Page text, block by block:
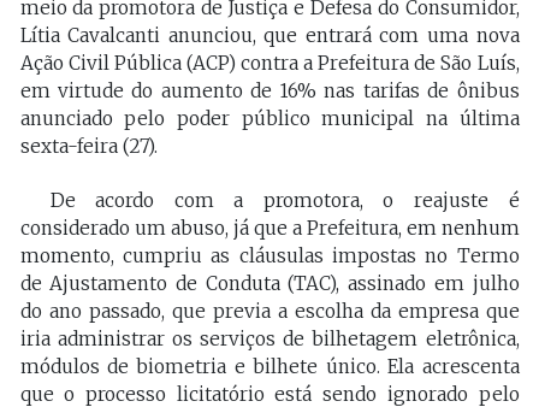
meio da promotora de Justiça e Defesa do Consumidor,
Lítia Cavalcanti anunciou, que entrará com uma nova
Ação Civil Pública (ACP) contra a Prefeitura de São Luís,
em virtude do aumento de 16% nas tarifas de ônibus
anunciado pelo poder público municipal na última
sexta-feira (27).
De acordo com a promotora, o reajuste é
considerado um abuso, já que a Prefeitura, em nenhum
momento, cumpriu as cláusulas impostas no Termo
de Ajustamento de Conduta (TAC), assinado em julho
do ano passado, que previa a escolha da empresa que
iria administrar os serviços de bilhetagem eletrônica,
módulos de biometria e bilhete único. Ela acrescenta
que o processo licitatório está sendo ignorado pelo